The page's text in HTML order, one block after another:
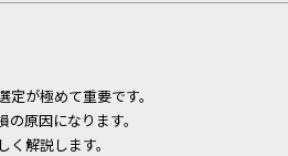
が極めて重要です。
原因になります。
解説します。